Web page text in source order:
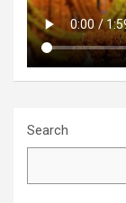
Search